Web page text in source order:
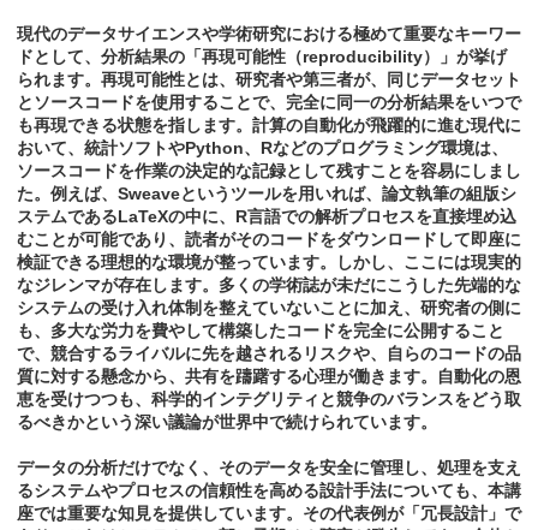
現代のデータサイエンスや学術研究における極めて重要なキーワー
ドとして、分析結果の「再現可能性（reproducibility）」が挙げ
られます。再現可能性とは、研究者や第三者が、同じデータセット
とソースコードを使用することで、完全に同一の分析結果をいつで
も再現できる状態を指します。計算の自動化が飛躍的に進む現代に
おいて、統計ソフトやPython、Rなどのプログラミング環境は、
ソースコードを作業の決定的な記録として残すことを容易にしまし
た。例えば、Sweaveというツールを用いれば、論文執筆の組版シ
ステムであるLaTeXの中に、R言語での解析プロセスを直接埋め込
むことが可能であり、読者がそのコードをダウンロードして即座に
検証できる理想的な環境が整っています。しかし、ここには現実的
なジレンマが存在します。多くの学術誌が未だにこうした先端的な
システムの受け入れ体制を整えていないことに加え、研究者の側に
も、多大な労力を費やして構築したコードを完全に公開すること
で、競合するライバルに先を越されるリスクや、自らのコードの品
質に対する懸念から、共有を躊躇する心理が働きます。自動化の恩
恵を受けつつも、科学的インテグリティと競争のバランスをどう取
るべきかという深い議論が世界中で続けられています。
データの分析だけでなく、そのデータを安全に管理し、処理を支え
るシステムやプロセスの信頼性を高める設計手法についても、本講
座では重要な知見を提供しています。その代表例が「冗長設計」で